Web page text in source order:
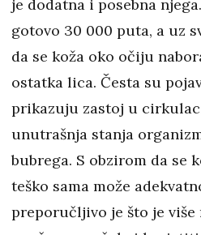
je dodatna i posebna
gotovo 30 000 puta, a uz
da se koža oko očiju
ostatka lica. Česta su
prikazuju zastoj u
unutrašnja stanja
bubrega. S obzirom da se
teško sama može
preporučljivo je što je